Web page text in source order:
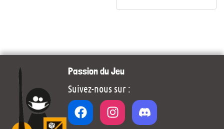
Passion du Jeu
Suivez-nous sur :